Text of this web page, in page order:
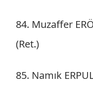
84. Muzaffer
(Ret.)
85. Namık